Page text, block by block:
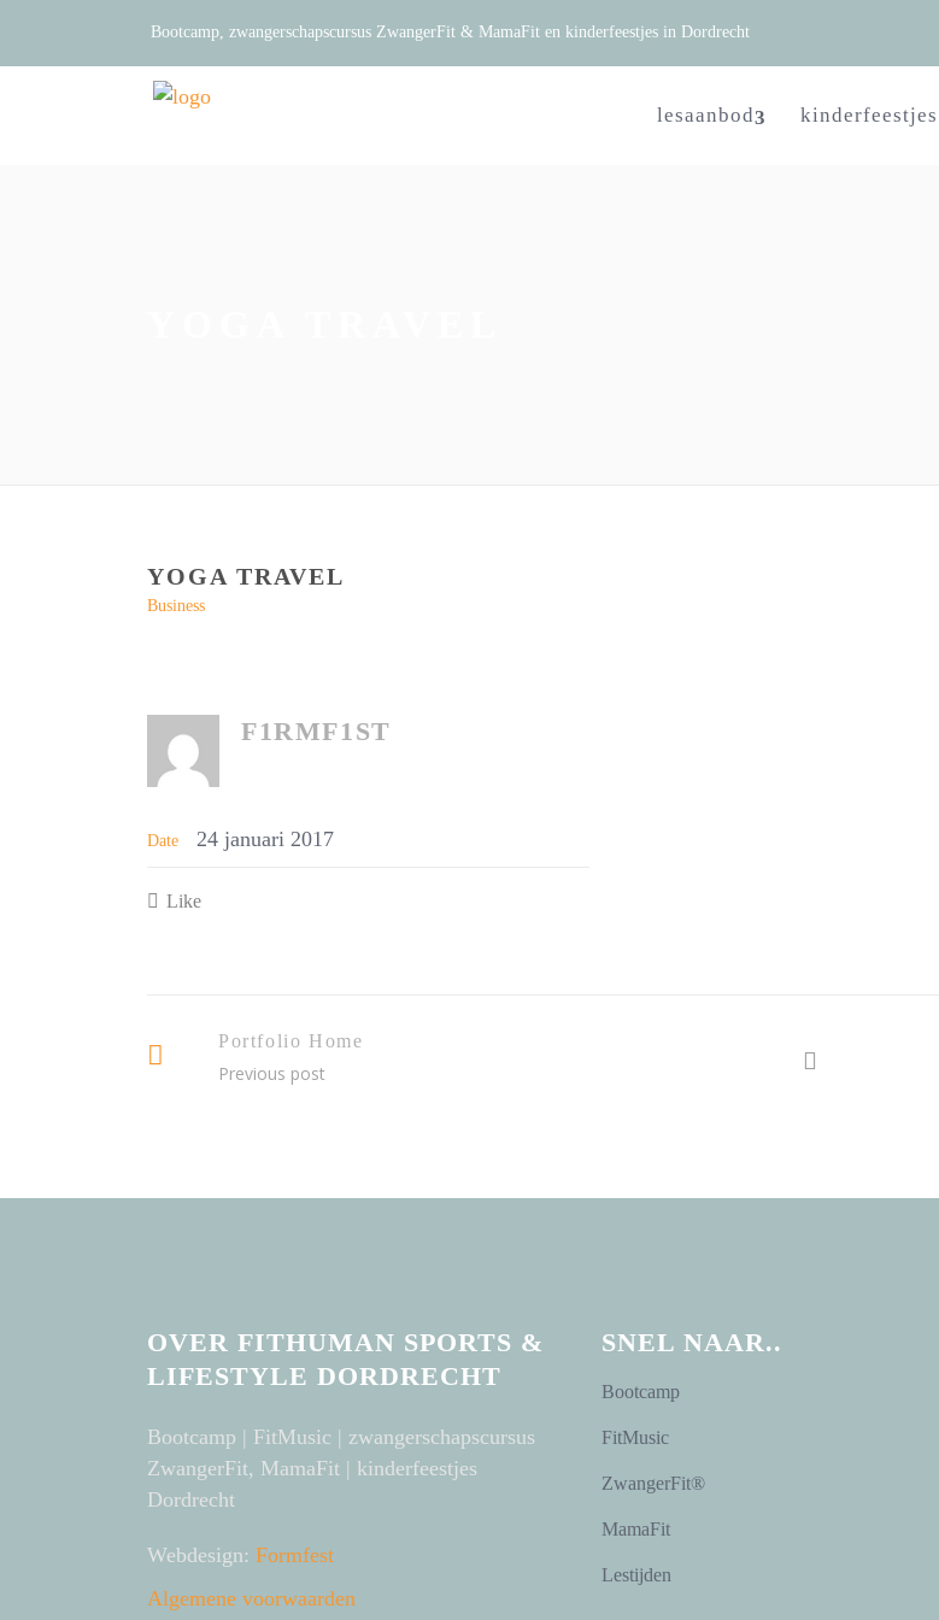
Bootcamp, zwangerschapscursus ZwangerFit & MamaFit en kinderfeestjes in Dordrecht
lesaanbod kinderfeestjes
YOGA TRAVEL
Business
F1RMF1ST
Date 24 januari 2017
Like
Portfolio Home
Previous post
OVER FITHUMAN SPORTS &
LIFESTYLE DORDRECHT
Bootcamp | FitMusic | zwangerschapscursus
ZwangerFit, MamaFit | kinderfeestjes
Dordrecht
Webdesign: Formfest
Algemene voorwaarden
SNEL NAAR..
Bootcamp
FitMusic
ZwangerFit®
MamaFit
Lestijden